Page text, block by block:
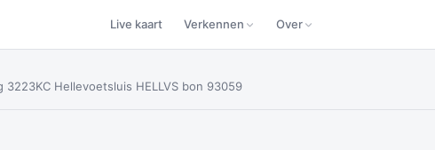
Live kaart Verkennen Over
3223KC Hellevoetsluis HELLVS bon 93059